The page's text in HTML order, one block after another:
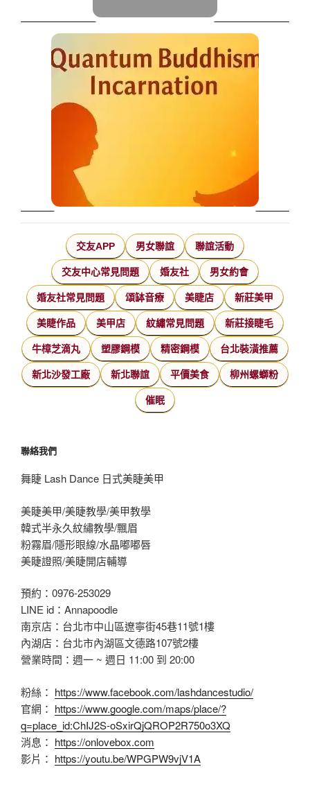
交友APP 男女聯誼 聯誼活動
交友中心常見問題 婚友社 男女約會
婚友社常見問題 頌缽音療 美睫店 新莊美甲
美睫作品 美甲店 紋繡常見問題 新莊接睫毛
牛樟芝滴丸 塑膠鋼模 精密鋼模 台北裝潢推薦
新北沙發工廠 新北聯誼 平價美食 柳州螺螄粉
催眠
聯絡我們
舞睫 Lash Dance 日式美睫美甲
美睫美甲/美睫教學/美甲教學
韓式半永久紋繡教學/飄眉
粉霧眉/隱形眼線/水晶嘟嘟唇
美睫證照/美睫開店輔導
預約：0976-253029
LINE id：Annapoodle
南京店：台北市中山區遼寧街45巷11號1樓
內湖店：台北市內湖區文德路107號2樓
營業時間：週一 ~ 週日 11:00 到 20:00
粉絲： https://www.facebook.com/lashdancestudio/
官網： https://www.google.com/maps/place/?
q=place_id:ChIJ2S-oSxirQjQROP2R750o3XQ
消息： https://onlovebox.com
影片： https://youtu.be/WPGPW9vjV1A